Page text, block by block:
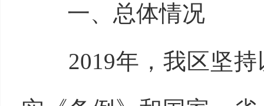
一、总体情况
2019年，我区坚持